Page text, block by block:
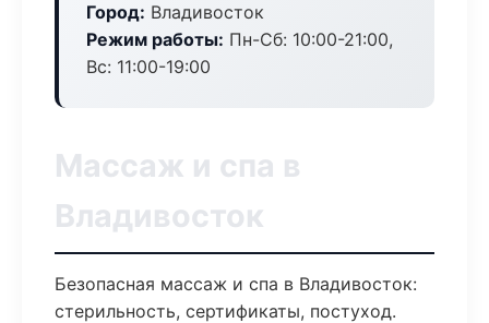
Город: Владивосток
Режим работы: Пн-Сб: 10:00-21:00,
Вс: 11:00-19:00
Массаж и спа в
Владивосток
Безопасная массаж и спа в Владивосток:
стерильность, сертификаты, постуход.